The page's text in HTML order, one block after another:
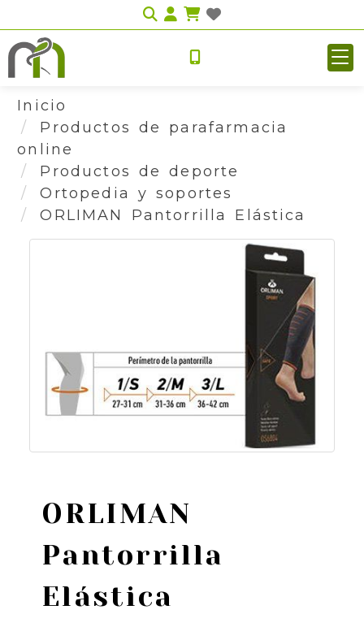
Identifícate
Inicio
Productos de parafarmacia
online
Productos de deporte
Ortopedia y soportes
ORLIMAN Pantorrilla Elástica
ORLIMAN
Pantorrilla
Elástica